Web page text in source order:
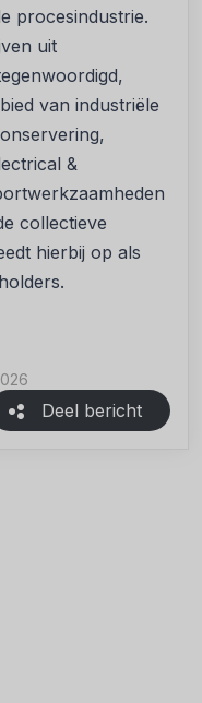
procesindustrie.
uit
van industriële
&
collectieve
hierbij op als
Deel bericht